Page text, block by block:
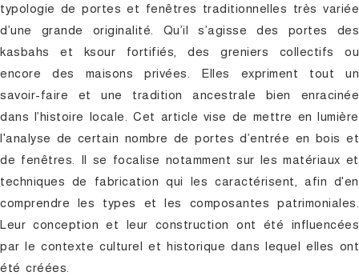
typologie de portes et fenêtres traditionnelles très variée
d’une grande originalité. Qu’il s’agisse des portes des
kasbahs et ksour fortifiés, des greniers collectifs ou
encore des maisons privées. Elles expriment tout un
savoir-faire et une tradition ancestrale bien enracinée
dans l’histoire locale. Cet article vise de mettre en lumière
l'analyse de certain nombre de portes d’entrée en bois et
de fenêtres. Il se focalise notamment sur les matériaux et
techniques de fabrication qui les caractérisent, afin d'en
comprendre les types et les composantes patrimoniales.
Leur conception et leur construction ont été influencées
par le contexte culturel et historique dans lequel elles ont
été créées.